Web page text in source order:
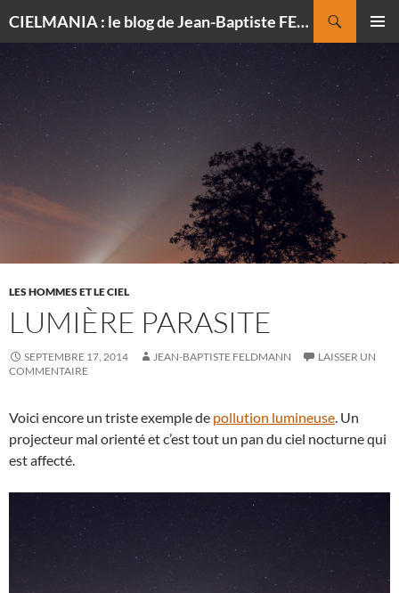
CIELMANIA : le blog de Jean-Baptiste FELDMANN, photographe du ciel
LES HOMMES ET LE CIEL
LUMIÈRE PARASITE
SEPTEMBRE 17, 2014 JEAN-BAPTISTE FELDMANN
LAISSER UN
COMMENTAIRE
Voici encore un triste exemple de pollution lumineuse. Un
projecteur mal orienté et c’est tout un pan du ciel nocturne qui
est affecté.